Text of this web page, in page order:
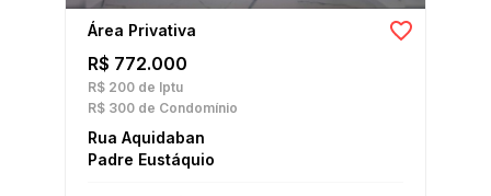
Área Privativa
R$ 772.000
R$ 200 de Iptu
R$ 300 de Condomínio
Rua Aquidaban
Padre Eustáquio